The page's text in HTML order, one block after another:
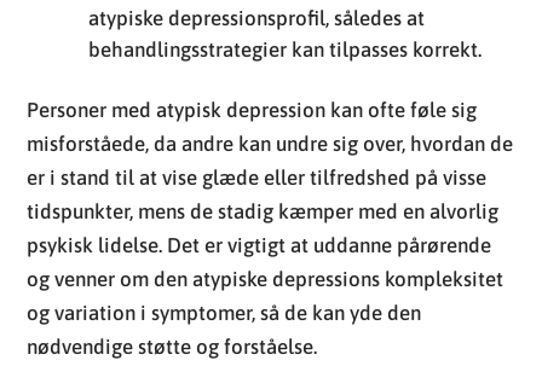
er i stand til at vise glæde eller tilfredshed på visse
tidspunkter, mens de stadig kæmper med en alvorlig
og venner om den atypiske depressions kompleksitet
og variation i symptomer, så de kan yde den
nødvendige støtte og forståelse.
Vægtændringer og Appetit: De
Fysiske Tegn på Atypisk
Depression